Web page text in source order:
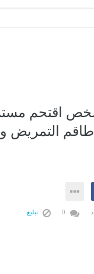
اقتحم
التمريض
تبليغ